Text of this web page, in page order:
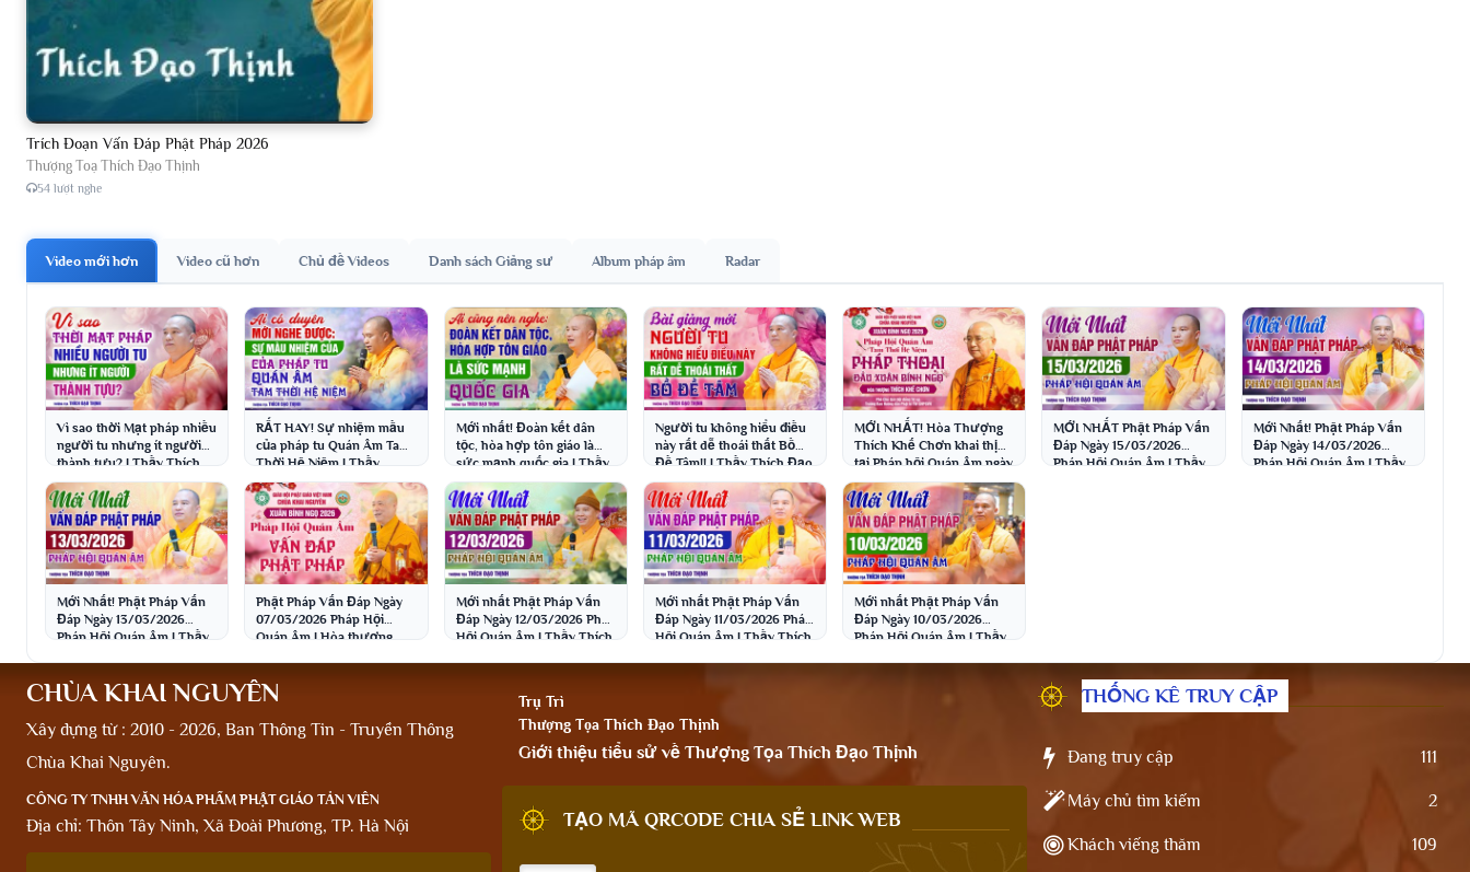
Trích Đoạn Vấn Đáp Phật Pháp 2026
Thượng Toạ Thích Đạo Thịnh
54 lượt nghe
Video mới hơn Video cũ hơn Chủ đề Videos Danh sách Giảng sư Album pháp âm Radar
Vì sao thời Mạt pháp nhiều
người tu nhưng ít người
thành tựu? | Thầy Thích
Đạo Thịnh
RẤT HAY! Sự nhiệm mầu
của pháp tu Quán Âm Tam
Thời Hệ Niệm | Thầy
Thích Đạo Thịnh
Mới nhất! Đoàn kết dân
tộc, hòa hợp tôn giáo là
sức mạnh quốc gia | Thầy
Thích Đạo Thịnh
Người tu không hiểu điều
này rất dễ thoái thất Bồ
Đề Tâm!! | Thầy Thích Đạo
Thịnh
MỚI NHẤT! Hòa Thượng
Thích Khế Chơn khai thị
tại Pháp hội Quán Âm ngày
14/03/2026 | Chùa Khai
Nguyên
MỚI NHẤT Phật Pháp Vấn
Đáp Ngày 15/03/2026
Pháp Hội Quán Âm | Thầy
Mới Nhất! Phật Pháp Vấn
Đáp Ngày 14/03/2026
Pháp Hội Quán Âm | Thầy
Mới Nhất! Phật Pháp Vấn
Đáp Ngày 13/03/2026
Pháp Hội Quán Âm | Thầy
Phật Pháp Vấn Đáp Ngày
07/03/2026 Pháp Hội
Quán Âm | Hòa thượng
Mới nhất Phật Pháp Vấn
Đáp Ngày 12/03/2026 Pháp
Hội Quán Âm | Thầy Thích
Mới nhất Phật Pháp Vấn
Đáp Ngày 11/03/2026 Pháp
Hội Quán Âm | Thầy Thích
Mới nhất Phật Pháp Vấn
Đáp Ngày 10/03/2026
Pháp Hội Quán Âm | Thầy
CHÙA KHAI NGUYÊN
Xây dựng từ : 2010 - 2026, Ban Thông Tin - Truyền Thông
Chùa Khai Nguyên.
CÔNG TY TNHH VĂN HÓA PHẨM PHẬT GIÁO TẢN VIÊN
Địa chỉ: Thôn Tây Ninh, Xã Đoài Phương, TP. Hà Nội
Trụ Trì
Thượng Tọa Thích Đạo Thịnh
Giới thiệu tiểu sử về Thượng Tọa Thích Đạo Thịnh
TẠO MÃ QRCODE CHIA SẺ LINK WEB
THỐNG KÊ TRUY CẬP
Đang truy cập 111
Máy chủ tìm kiếm 2
Khách viếng thăm 109